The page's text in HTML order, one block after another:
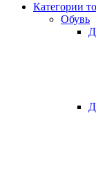
Категории
Обувь